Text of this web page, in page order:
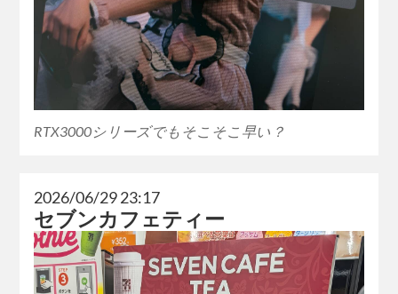
RTX3000シリーズでもそこそこ早い？
2026/06/29 23:17
セブンカフェティー